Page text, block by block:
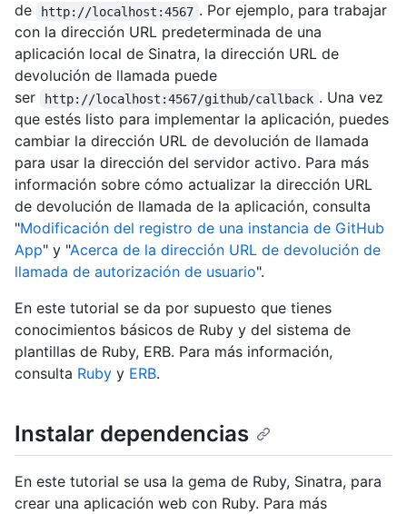
de
http://localhost:4567 . Por ejemplo, para trabajar
con la dirección URL predeterminada de una
aplicación local de Sinatra, la dirección URL de
devolución de llamada puede
ser
http://localhost:4567/github/callback . Una vez
que estés listo para implementar la aplicación, puedes
cambiar la dirección URL de devolución de llamada
para usar la dirección del servidor activo. Para más
información sobre cómo actualizar la dirección URL
de devolución de llamada de la aplicación, consulta
"Modificación del registro de una instancia de GitHub
App" y "Acerca de la dirección URL de devolución de
llamada de autorización de usuario".
En este tutorial se da por supuesto que tienes
conocimientos básicos de Ruby y del sistema de
plantillas de Ruby, ERB. Para más información,
consulta Ruby y ERB.
Instalar dependencias
En este tutorial se usa la gema de Ruby, Sinatra, para
crear una aplicación web con Ruby. Para más